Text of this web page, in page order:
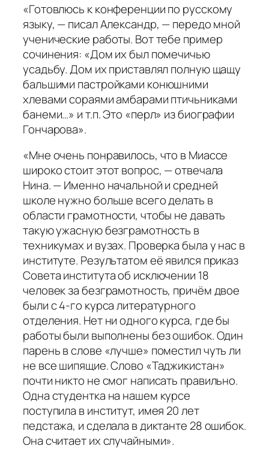
«Готовлюсь к конференции по русскому
языку, — писал Александр, — передо мной
ученические работы. Вот тебе пример
сочинения: «Дом их был помечичью
усадьбу. Дом их приставлял полную щащу
бальшими пастройками конюшними
хлевами сораями амбарами птичьниками
банеми…» и т.п. Это «перл» из биографии
Гончарова».
«Мне очень понравилось, что в Миассе
широко стоит этот вопрос, — отвечала
Нина. — Именно начальной и средней
школе нужно больше всего делать в
области грамотности, чтобы не давать
такую ужасную безграмотность в
техникумах и вузах. Проверка была у нас в
институте. Результатом её явился приказ
Совета института об исключении 18
человек за безграмотность, причём двое
были с 4-го курса литературного
отделения. Нет ни одного курса, где бы
работы были выполнены без ошибок. Один
парень в слове «лучше» поместил чуть ли
не все шипящие. Слово «Таджикистан»
почти никто не смог написать правильно.
Одна студентка на нашем курсе
поступила в институт, имея 20 лет
педстажа, и сделала в диктанте 28 ошибок.
Она считает их случайными».